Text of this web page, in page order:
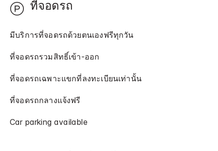
ที่จอดรถ
มีบริการที่จอดรถด้วยตนเองฟรีทุกวัน
ที่จอดรถรวมสิทธิ์เข้า-ออก
ที่จอดรถเฉพาะแขกที่ลงทะเบียนเท่านั้น
ที่จอดรถกลางแจ้งฟรี
Car parking available